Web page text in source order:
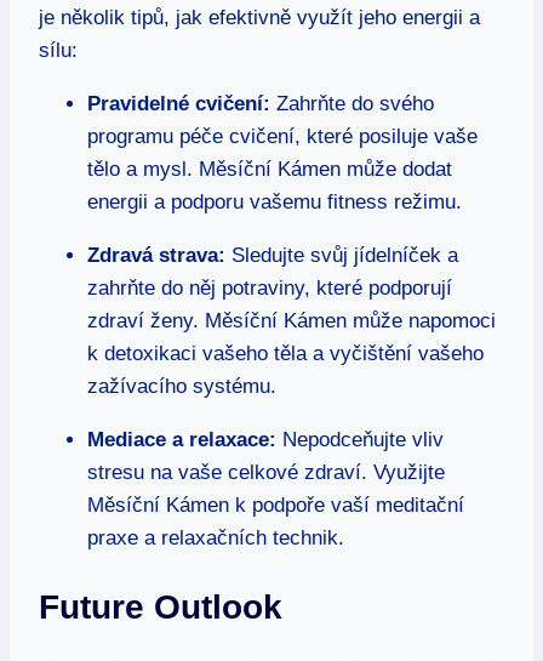
je několik tipů, jak efektivně využít jeho energii a
sílu:
Pravidelné cvičení: Zahrňte do svého
programu péče cvičení, které posiluje vaše
tělo a mysl. Měsíční Kámen může dodat
energii a podporu vašemu fitness režimu.
Zdravá strava: Sledujte svůj jídelníček a
zahrňte do něj potraviny, které podporují
zdraví ženy. Měsíční Kámen může napomoci
k detoxikaci vašeho těla a vyčištění vašeho
zažívacího systému.
Mediace a relaxace: Nepodceňujte vliv
stresu na vaše celkové zdraví. Využijte
Měsíční Kámen k podpoře vaší meditační
praxe a relaxačních technik.
Future Outlook